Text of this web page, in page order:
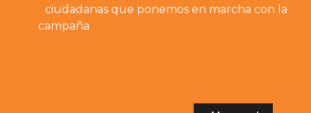
ciudadanas que ponemos en marcha con la
campaña